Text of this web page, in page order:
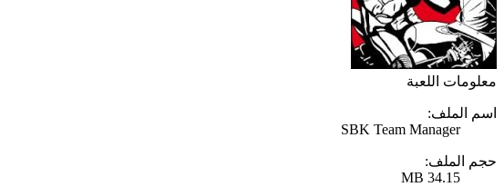
معلومات اللعبة
اسم الملف:
SBK Team Manager
حجم الملف:
34.15 MB